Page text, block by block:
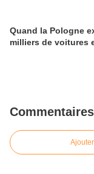
Quand la Pologne
milliers de voitures
Commentaires